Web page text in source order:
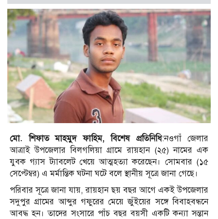
মো. শিফাত মাহমুদ ফাহিম, বিশেষ প্রতিনিধি:নওগাঁ জেলার
আত্রাই উপজেলার বিলগলিয়া গ্রামে রায়হান (২৫) নামের এক
যুবক গ্যাস ট্যাবলেট খেয়ে আত্মহত্যা করেছেন। সোমবার (১৫
সেপ্টেম্বর) এ মর্মান্তিক ঘটনা ঘটে বলে স্থানীয় সূত্রে জানা গেছে।
পরিবার সূত্রে জানা যায়, রায়হান ছয় বছর আগে একই উপজেলার
সদুপুর গ্রামের আব্দুর গফুরের মেয়ে জুঁইয়ের সঙ্গে বিবাহবন্ধনে
আবদ্ধ হন। তাদের সংসারে পাঁচ বছর বয়সী একটি কন্যা সন্তান